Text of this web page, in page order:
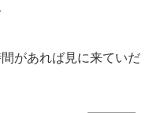
があれば見に来ていだ